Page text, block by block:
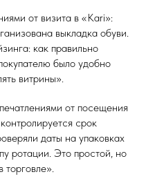
от визита в «Kari»:
выкладка обуви.
как правильно
было удобно
витрины».
от посещения
срок
даты на упаковках
ротации. Это простой, но
торговле».